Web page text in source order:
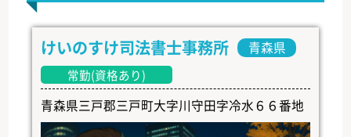
けいのすけ司法書士事務所 青森県
常勤(資格あり)
青森県三戸郡三戸町大字川守田字冷水６６番地